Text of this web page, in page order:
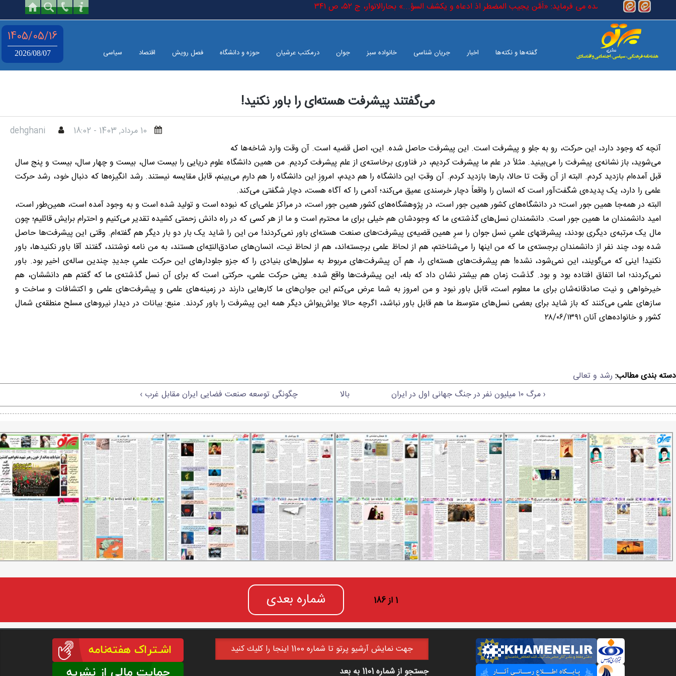
رفتن به محتوای اصلی
که در کتاب خدا آمده می فرماید: «اَمَّن یجیب المضطر اذ ادعاه و یکشف السؤ...» بحارالانوار، ج ٥٢، ص ٣٤١
گفته‌ها و نکته‌ها اخبار جریان شناسی خانواده سبز جوان درمکتب عرشیان حوزه و دانشگاه فصل رویش اقتصاد سیاسی
1405/05/16
2026/08/07
می‌گفتند پیشرفت هسته‌ای را باور نکنید!
10 مرداد, 1403 - 18:02
dehghani
آنچه که وجود دارد، این حرکت، رو به جلو و پیشرفت است. این پیشرفت حاصل شده. این، اصل قضیه است. آن وقت وارد شاخه‌ها که
می‌شوید، باز نشانه‌ی پیشرفت را می‌بینید. مثلاً در علم ما پیشرفت کردیم، در فناوری برخاسته‌ی از علم پیشرفت کردیم. من همین دانشگاه علوم دریایی را بیست سال، بیست و چهار سال، بیست و پنج سال
قبل آمده‌ام بازدید کردم. البته از آن وقت تا حالا، بارها بازدید کردم. آن وقتِ این دانشگاه را هم دیدم، امروزِ این دانشگاه را هم دارم می‌بینم، قابل مقایسه نیستند. رشد انگیزه‌ها که دنبال خود، رشد حرکت
علمی را دارد، یک پدیده‌ی شگفت‌آور است که انسان را واقعاً دچار خرسندی عمیق می‌کند؛ آدمی را که آگاه هست، دچار شگفتی می‌کند.
البته در همه‌جا همین جور است؛ در دانشگاه‌های کشور همین جور است، در پژوهشگاه‌های کشور همین جور است، در مراکز علمی‌ای که نبوده است و تولید شده است و به وجود آمده است، همین‌طور است،
امید دانشمندان ما همین جور است. دانشمندان نسل‌های گذشته‌ی ما که وجودشان هم خیلی برای ما محترم است و ما از هر کسی که در راه دانش زحمتی کشیده تقدیر می‌کنیم و احترام برایش قائلیم؛ چون
مال یک مرتبه‌ی دیگری بودند، پیشرفتهای علمیِ نسل جوان را سرِ همین قضیه‌ی پیشرفت‌های صنعت هسته‌ای باور نمی‌کردند! من این را شاید یک بار دو بار دیگر هم گفته‌ام. وقتی این پیشرفت‌ها حاصل
شده بود، چند نفر از دانشمندان برجسته‌ی ما که من اینها را می‌شناختم، هم از لحاظ علمی برجسته‌اند، هم از لحاظ نیت، انسان‌های صادق‌النیّه‌ای هستند، به من نامه نوشتند، گفتند آقا باور نکنیدها، باور
نکنید! اینی که می‌گویند، این نمی‌شود، نشده! هم پیشرفت‌های هسته‌ای را، هم آن پیشرفت‌های مربوط به سلول‌های بنیادی را که جزو جلودارهای این حرکت علمیِ جدیدِ چندین ساله‌ی اخیر بود. باور
نمی‌کردند؛ اما اتفاق افتاده بود و بود. گذشت زمان هم بیشتر نشان داد که بله، این پیشرفت‌ها واقع شده. یعنی حرکت علمی، حرکتی است که برای آن نسل گذشته‌ی ما که گفتم هم دانششان، هم
خیرخواهی و نیت صادقانه‌شان برای ما معلوم است، قابل باور نبود و من امروز به شما عرض می‌کنم این جوان‌های ما کارهایی دارند در زمینه‌های علمی و پیشرفت‌های علمی و اکتشافات و ساخت و
سازهای علمی می‌کنند که باز شاید برای بعضی نسل‌های متوسط ما هم قابل باور نباشد، اگرچه حالا یواش‌یواش دیگر همه این پیشرفت را باور کردند. منبع: بیانات در دیدار نیروهای مسلح منطقه‌ی شمال
کشور و خانواده‌های آنان ۲۸/۰۶/۱۳۹۱
دسته بندی مطالب: رشد و تعالی
‹ مرگ ۱۰ میلیون نفر در جنگ جهانی اول در ایران
بالا چگونگی توسعه صنعت فضایی ایران مقابل غرب ›
1 از 186 شماره بعدی
جهت نمايش آرشيو پرتو تا شماره 1100 اينجا را كليك كنيد
جستجو از شماره 1101 به بعد